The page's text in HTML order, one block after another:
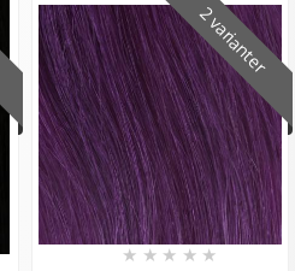
- Zebramönster lila
2 varianter
★ ★ ★ ★ ★